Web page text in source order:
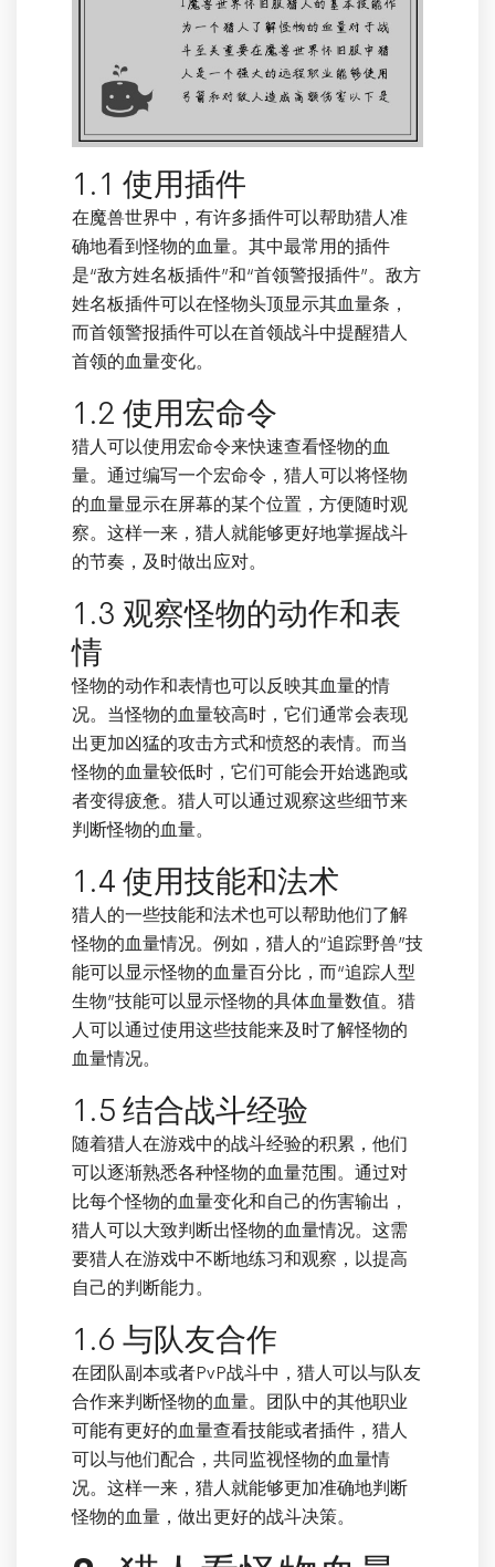
1.1 使用插件
在魔兽世界中，有许多插件可以帮助猎人准
确地看到怪物的血量。其中最常用的插件
是“敌方姓名板插件”和“首领警报插件”。敌方
姓名板插件可以在怪物头顶显示其血量条，
而首领警报插件可以在首领战斗中提醒猎人
首领的血量变化。
1.2 使用宏命令
猎人可以使用宏命令来快速查看怪物的血
量。通过编写一个宏命令，猎人可以将怪物
的血量显示在屏幕的某个位置，方便随时观
察。这样一来，猎人就能够更好地掌握战斗
的节奏，及时做出应对。
1.3 观察怪物的动作和表
情
怪物的动作和表情也可以反映其血量的情
况。当怪物的血量较高时，它们通常会表现
出更加凶猛的攻击方式和愤怒的表情。而当
怪物的血量较低时，它们可能会开始逃跑或
者变得疲惫。猎人可以通过观察这些细节来
判断怪物的血量。
1.4 使用技能和法术
猎人的一些技能和法术也可以帮助他们了解
怪物的血量情况。例如，猎人的“追踪野兽”技
能可以显示怪物的血量百分比，而“追踪人型
生物”技能可以显示怪物的具体血量数值。猎
人可以通过使用这些技能来及时了解怪物的
血量情况。
1.5 结合战斗经验
随着猎人在游戏中的战斗经验的积累，他们
可以逐渐熟悉各种怪物的血量范围。通过对
比每个怪物的血量变化和自己的伤害输出，
猎人可以大致判断出怪物的血量情况。这需
要猎人在游戏中不断地练习和观察，以提高
自己的判断能力。
1.6 与队友合作
在团队副本或者PvP战斗中，猎人可以与队友
合作来判断怪物的血量。团队中的其他职业
可能有更好的血量查看技能或者插件，猎人
可以与他们配合，共同监视怪物的血量情
况。这样一来，猎人就能够更加准确地判断
怪物的血量，做出更好的战斗决策。